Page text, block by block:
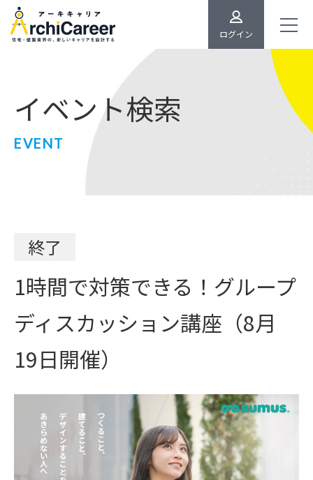
ログイン
イベント検索
EVENT
1時間で対策できる！グループ
ディスカッション講座（8月
19日開催）
終了